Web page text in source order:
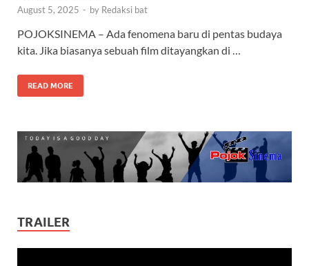
August 5, 2025 - by Redaksi bat
POJOKSINEMA – Ada fenomena baru di pentas budaya
kita. Jika biasanya sebuah film ditayangkan di …
READ MORE
TRAILER